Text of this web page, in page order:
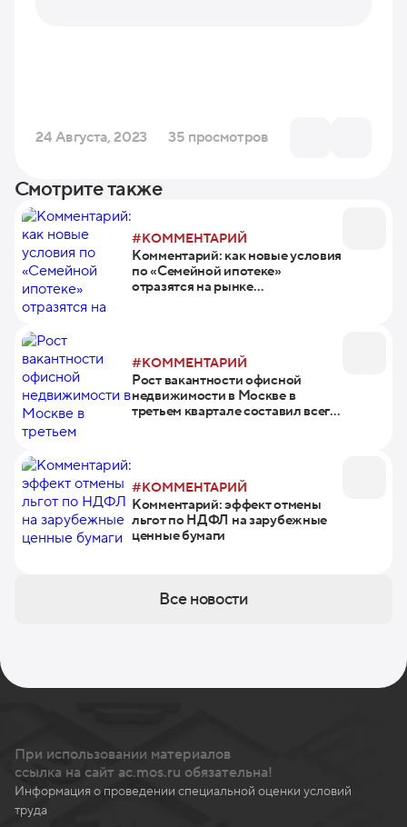
24 Августа, 2023 35 просмотров
Смотрите также
#КОММЕНТАРИЙ
Комментарий: как новые условия
по «Семейной ипотеке»
отразятся на рынке
#КОММЕНТАРИЙ
Рост вакантности офисной
недвижимости в Москве в
третьем квартале составил всего
#КОММЕНТАРИЙ
Комментарий: эффект отмены
льгот по НДФЛ на зарубежные
ценные бумаги
Все новости
При использовании материалов
ссылка на сайт ac.mos.ru обязательна!
Информация о проведении специальной оценки условий
труда